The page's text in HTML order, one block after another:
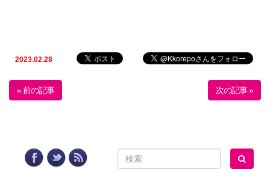
2023.02.28
« 前の記事 次の記事 »